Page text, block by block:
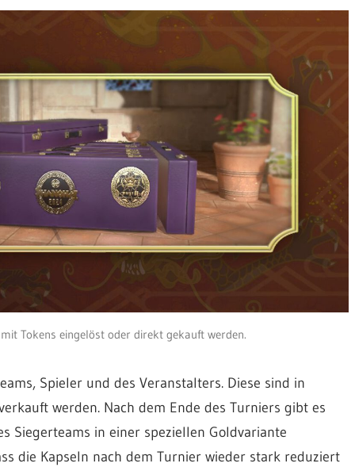
Tokens eingelöst oder direkt gekauft werden.
Spieler und des Veranstalters. Diese sind in
werden. Nach dem Ende des Turniers gibt es
Siegerteams in einer speziellen Goldvariante
die Kapseln nach dem Turnier wieder stark reduziert